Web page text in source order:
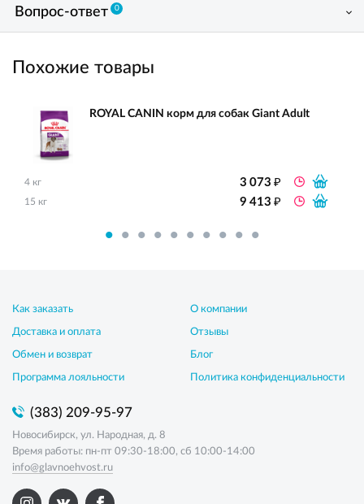
Вопрос-ответ 0
Похожие товары
ROYAL CANIN корм для собак Giant Adult
4 кг 3 073₽
15 кг 9 413₽
Как заказать
Доставка и оплата
Обмен и возврат
Программа лояльности
О компании
Отзывы
Блог
Политика конфиденциальности
(383) 209-95-97
Новосибирск, ул. Народная, д. 8
Время работы: пн-пт 09:30-18:00, сб 10:00-14:00
info@glavnoehvost.ru